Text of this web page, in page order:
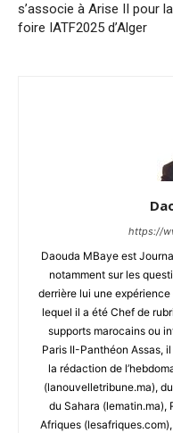
s’associe à Arise II pour la
foire IATF2025 d’Alger
https://
Daouda MBaye est
notamment sur les
derrière lui une
lequel il a été Chef de
supports marocains ou
Paris II-Panthéon Assas,
la rédaction de
(lanouvelletribune.ma),
du Sahara (lematin.ma),
Afriques